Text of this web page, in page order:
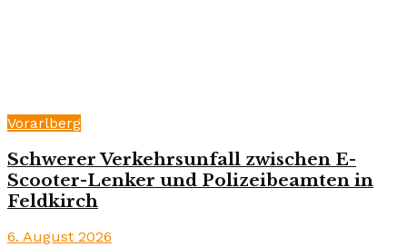
Vorarlberg
Schwerer Verkehrsunfall zwischen E-
Scooter-Lenker und Polizeibeamten in
Feldkirch
6. August 2026